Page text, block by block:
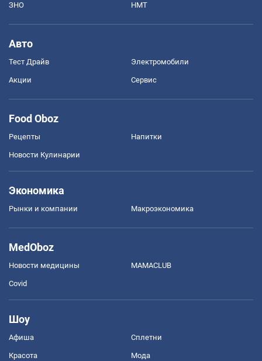
ЗНО НМТ
Авто
Тест Драйв Электромобили
Акции Сервис
Food Oboz
Рецепты Напитки
Новости Кулинарии
Экономика
Рынки и компании Mакроэкономика
MedOboz
Новости медицины MAMACLUB
Covid
Шоу
Афиша Сплетни
Красота Мода